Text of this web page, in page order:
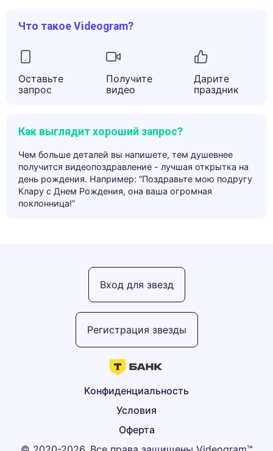
Что такое Videogram?
Оставьте
запрос
Получите
видео
Дарите
праздник
Как выглядит хороший запрос?
Чем больше деталей вы напишете, тем душевнее
получится видеопоздравление - лучшая открытка на
день рождения. Например: “Поздравьте мою подругу
Клару с Днем Рождения, она ваша огромная
поклонница!”
Оферта
Условия
Конфиденциальность
Регистрация звезды
Вход для звезд